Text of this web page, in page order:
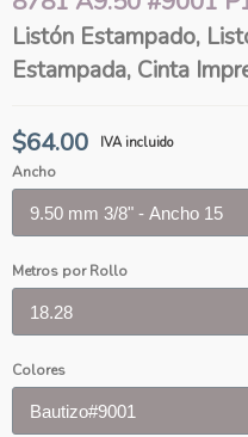
Listón Estampado,
Estampada, Cinta
$64.00 IVA incluido
Ancho
Metros por Rollo
Colores